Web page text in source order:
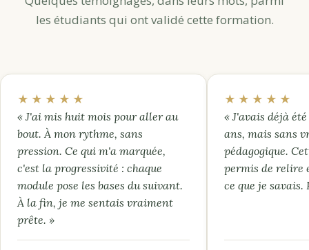
les étudiants qui ont validé cette formation.
★★★★★
« J'ai mis huit mois pour aller au
bout. À mon rythme, sans
pression. Ce qui m'a marquée,
c'est la progressivité : chaque
module pose les bases du suivant.
À la fin, je me sentais vraiment
prête. »
★★★★★
« J'avais déjà
ans, mais sans
pédagogique.
permis de relire
ce que je savais.